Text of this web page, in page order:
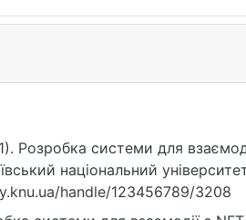
Розробка системи для
національний
handle/123456789/3208